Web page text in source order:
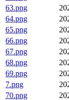
63.png
64.png
65.png
66.png
67.png
68.png
69.png
7.png
70.png